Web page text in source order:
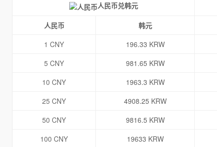
人民币兑韩元
人民币
韩元
1 CNY
196.33 KRW
5 CNY
981.65 KRW
10 CNY
1963.3 KRW
25 CNY
4908.25 KRW
50 CNY
9816.5 KRW
100 CNY
19633 KRW